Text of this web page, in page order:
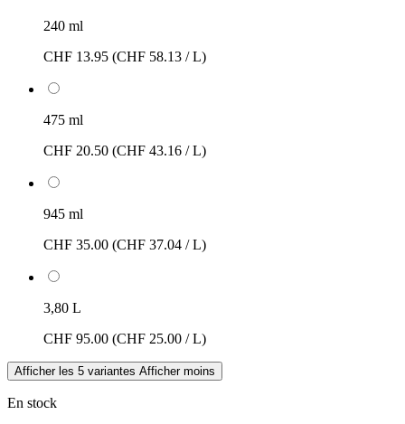
240 ml
CHF 13.95 (CHF 58.13 / L)
475 ml
CHF 20.50 (CHF 43.16 / L)
945 ml
CHF 35.00 (CHF 37.04 / L)
3,80 L
CHF 95.00 (CHF 25.00 / L)
Afficher les 5 variantes Afficher moins
En stock